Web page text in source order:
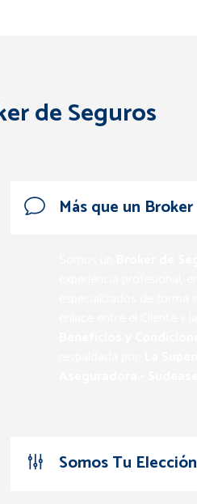
de Seguros
Más que un Broker
Somos Tu Elección